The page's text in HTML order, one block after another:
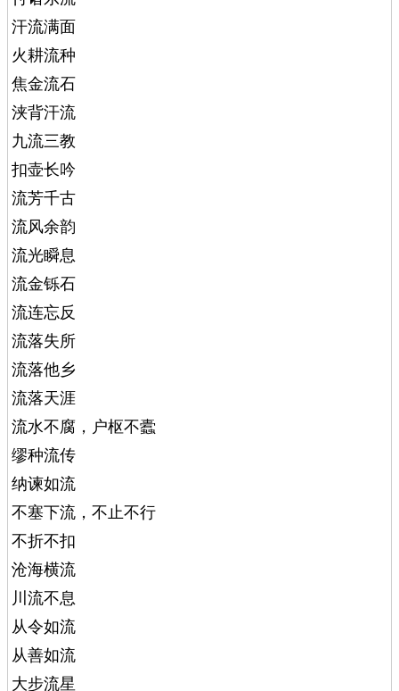
汗流满面
火耕流种
焦金流石
浃背汗流
九流三教
扣壶长吟
流芳千古
流风余韵
流光瞬息
流金铄石
流连忘反
流落失所
流落他乡
流落天涯
流水不腐，户枢不蠹
缪种流传
纳谏如流
不塞下流，不止不行
不折不扣
沧海横流
川流不息
从令如流
从善如流
大步流星